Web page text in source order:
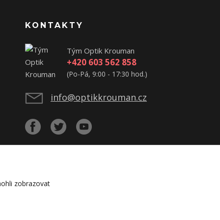
KONTAKTY
Tým Optik Krouman
+420 603 562 858
(Po-Pá, 9:00 - 17:30 hod.)
info@optikkrouman.cz
zobrazovat